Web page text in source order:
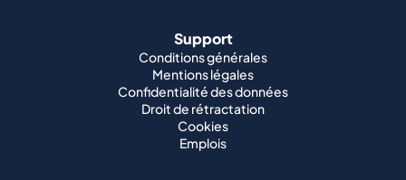
Support
Conditions générales
Mentions légales
Confidentialité des données
Droit de rétractation
Cookies
Emplois